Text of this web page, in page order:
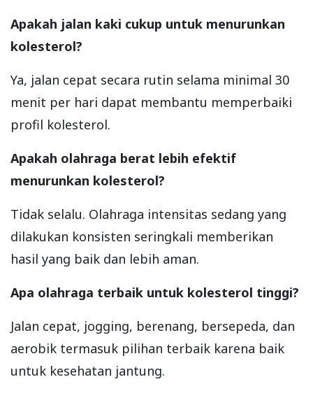
Apakah jalan kaki cukup untuk menurunkan
kolesterol?
Ya, jalan cepat secara rutin selama minimal 30
menit per hari dapat membantu memperbaiki
profil kolesterol.
Apakah olahraga berat lebih efektif
menurunkan kolesterol?
Tidak selalu. Olahraga intensitas sedang yang
dilakukan konsisten seringkali memberikan
hasil yang baik dan lebih aman.
Apa olahraga terbaik untuk kolesterol tinggi?
Jalan cepat, jogging, berenang, bersepeda, dan
aerobik termasuk pilihan terbaik karena baik
untuk kesehatan jantung.